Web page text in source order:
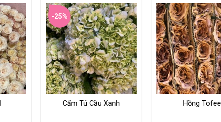
-25%
Cẩm Tú Cầu Xanh Hồng Tofee